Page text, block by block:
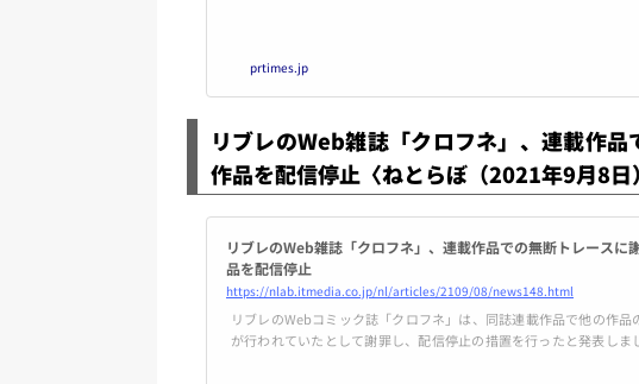
prtimes.jp
リブレのWeb雑誌「クロフネ」、連載作
作品を配信停止〈ねとらぼ（2021年9月8日
リブレのWeb雑誌「クロフネ」、連載作品での無断トレース
品を配信停止
https://nlab.itmedia.co.jp/nl/articles/2109/08/news148.html
リブレのWebコミック誌「クロフネ」は、同誌連載作品で他の作品
が行われていたとして謝罪し、配信停止の措置を行ったと発表しま